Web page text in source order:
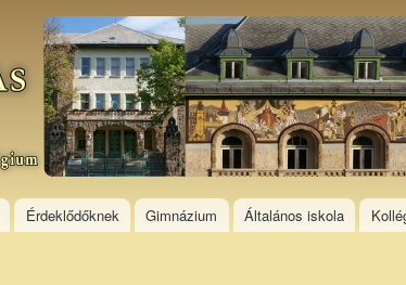
Skip to
main
content
Érdeklődőknek Gimnázium Általános iskola